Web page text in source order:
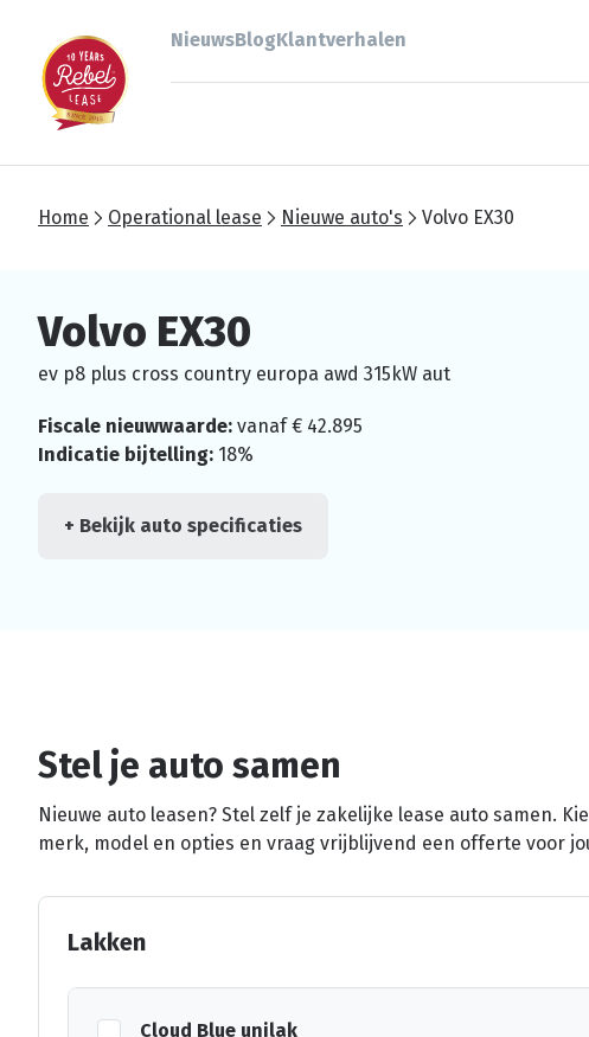
NieuwsBlogKlantverhalen
Home Operational lease Nieuwe auto's Volvo EX30
Volvo EX30
ev p8 plus cross country europa awd 315kW aut
Fiscale nieuwwaarde: vanaf € 42.895
Indicatie bijtelling: 18%
+ Bekijk auto specificaties
Stel je auto samen
Nieuwe auto leasen? Stel zelf je zakelijke lease auto samen.
merk, model en opties en vraag vrijblijvend een offerte voor
Lakken
Cloud Blue unilak